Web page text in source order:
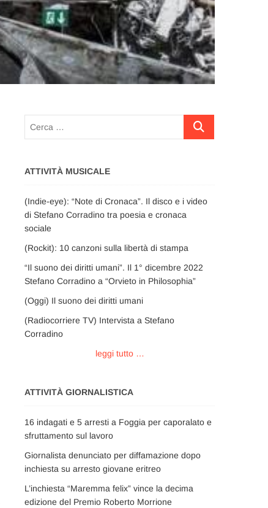
Cerca
ATTIVITÀ MUSICALE
(Indie-eye): “Note di Cronaca”. Il disco e i video
di Stefano Corradino tra poesia e cronaca
sociale
(Rockit): 10 canzoni sulla libertà di stampa
“Il suono dei diritti umani”. Il 1° dicembre 2022
Stefano Corradino a “Orvieto in Philosophia”
(Oggi) Il suono dei diritti umani
(Radiocorriere TV) Intervista a Stefano
Corradino
leggi tutto …
ATTIVITÀ GIORNALISTICA
16 indagati e 5 arresti a Foggia per caporalato e
sfruttamento sul lavoro
Giornalista denunciato per diffamazione dopo
inchiesta su arresto giovane eritreo
L’inchiesta “Maremma felix” vince la decima
edizione del Premio Roberto Morrione